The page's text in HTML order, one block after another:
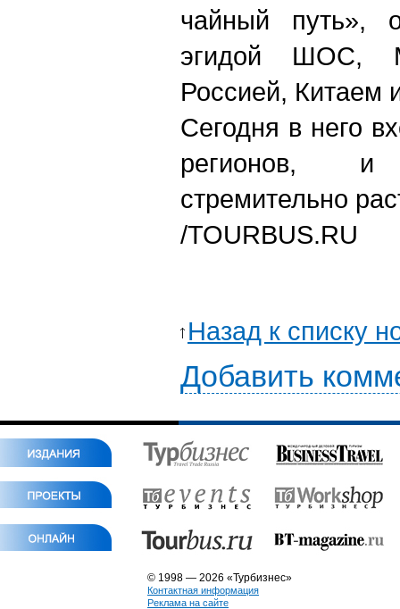
чайный путь»,
эгидой ШОС,
Россией, Китаем
Сегодня в него
регионов,
стремительно
/TOURBUS.RU
Назад к списку
Добавить
© 1998 — 2026 «Турбизнес»
Контактная информация
Реклама на сайте